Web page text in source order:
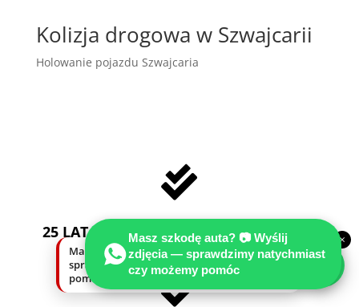
Kolizja drogowa w Szwajcarii
Holowanie pojazdu Szwajcaria

25 LAT DOŚWIADCZENIA W NIEMCZECH

Masz szkodę auta? 📷 Wyślij
zdjęcia — sprawdzimy natychmiast
czy możemy pomóc
×
Masz szkodę auta? Wyślij zdjęcia —
sprawdzimy natychmiast, czy możemy
pomóc.